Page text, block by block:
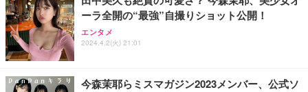
ーラ全開の“最強”自撮りショット公開！
エンタメ
2024.4.2(火) 21:01
今森茉耶らミスマガジン2023メンバー、公式ソ